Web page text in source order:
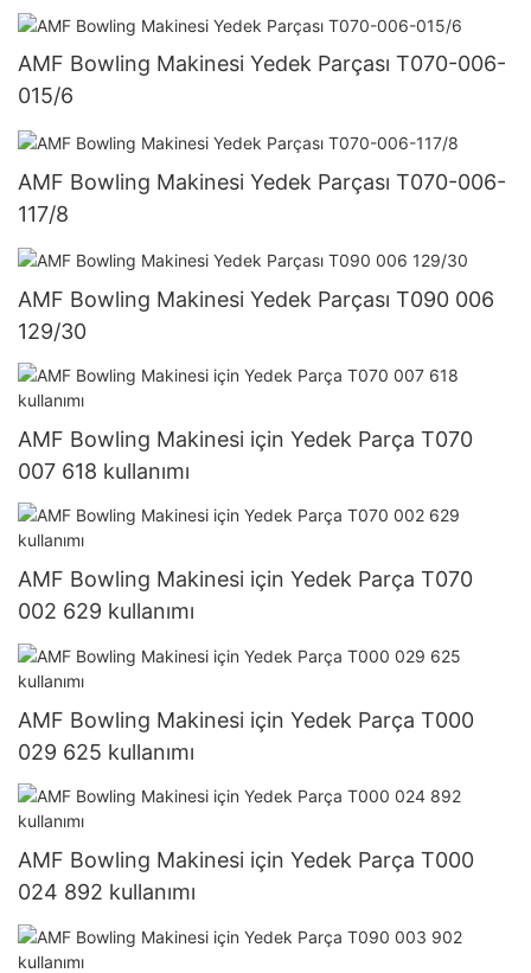
AMF Bowling Makinesi Yedek Parçası T070-006-
015/6
AMF Bowling Makinesi Yedek Parçası T070-006-
117/8
AMF Bowling Makinesi Yedek Parçası T090 006
129/30
AMF Bowling Makinesi için Yedek Parça T070
007 618 kullanımı
AMF Bowling Makinesi için Yedek Parça T070
002 629 kullanımı
AMF Bowling Makinesi için Yedek Parça T000
029 625 kullanımı
AMF Bowling Makinesi için Yedek Parça T000
024 892 kullanımı